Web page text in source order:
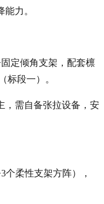
力。
定倾角支架，配套檩
标段一）。
，需自备张拉设备，安
个柔性支架方阵），